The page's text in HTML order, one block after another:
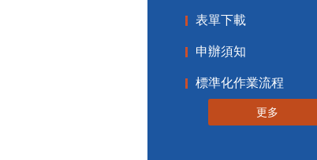
表單下載
申辦須知
標準化作業流程
更多